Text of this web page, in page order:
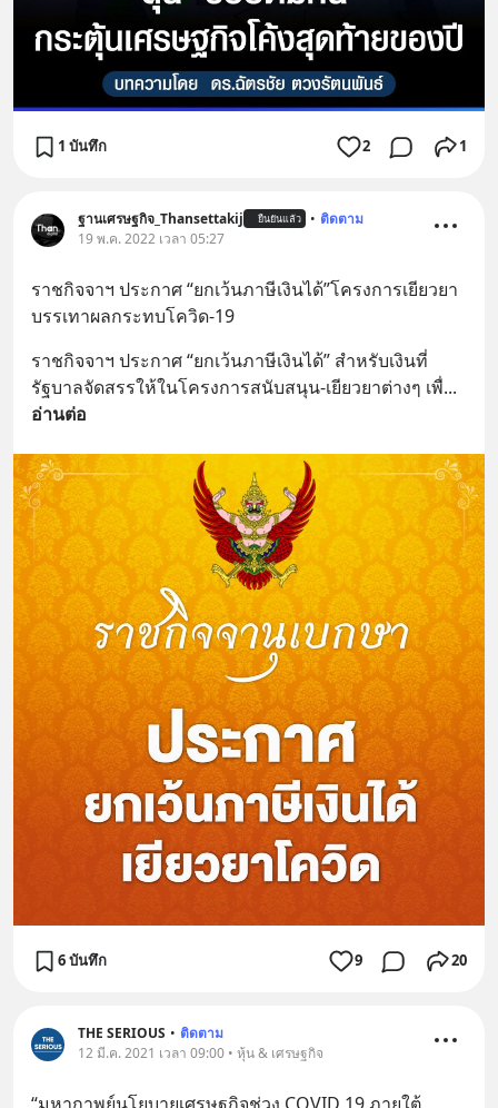
1 บันทึก 2 1
ฐานเศรษฐกิจ_Thansettakij ยืนยันแล้ว • ติดตาม
19 พ.ค. 2022 เวลา 05:27
ราชกิจจาฯ ประกาศ “ยกเว้นภาษีเงินได้”โครงการเยียวยา
บรรเทาผลกระทบโควิด-19
ราชกิจจาฯ ประกาศ “ยกเว้นภาษีเงินได้” สำหรับเงินที่
รัฐบาลจัดสรรให้ในโครงการสนับสนุน-เยียวยาต่างๆ เพื่
อ่านต่อ
6 บันทึก 9 20
THE SERIOUS • ติดตาม
12 มี.ค. 2021 เวลา 09:00 • หุ้น & เศรษฐกิจ